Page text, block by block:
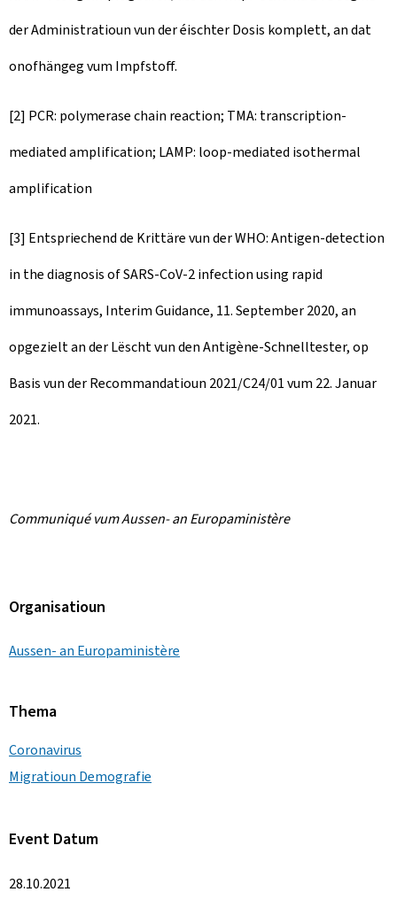
der Administratioun vun der éischter Dosis komplett, an dat
onofhängeg vum Impfstoff.
[2] PCR: polymerase chain reaction; TMA: transcription-
mediated amplification; LAMP: loop-mediated isothermal
amplification
[3] Entspriechend de Krittäre vun der WHO: Antigen-detection
in the diagnosis of SARS-CoV-2 infection using rapid
immunoassays, Interim Guidance, 11. September 2020, an
opgezielt an der Lëscht vun den Antigène-Schnelltester, op
Basis vun der Recommandatioun 2021/C24/01 vum 22. Januar
2021.
Communiqué vum Aussen- an Europaministère
Organisatioun
Aussen- an Europaministère
Thema
Coronavirus
Migratioun Demografie
Event Datum
28.10.2021